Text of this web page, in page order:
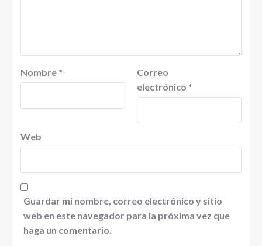
Nombre *
Correo
electrónico *
Web
Guardar mi nombre, correo electrónico y sitio
web en este navegador para la próxima vez que
haga un comentario.